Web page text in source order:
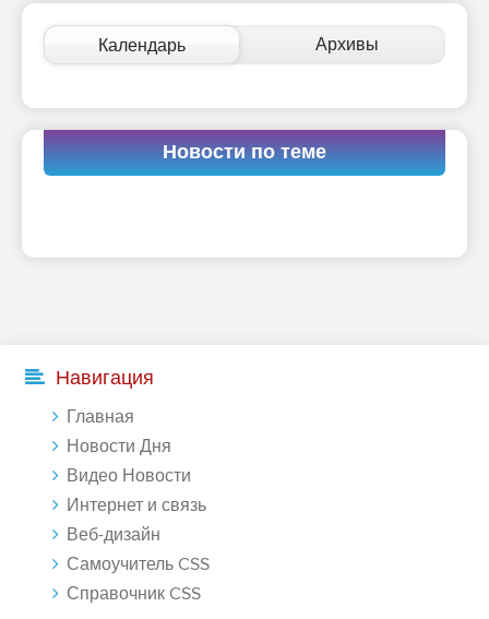
Календарь Архивы
Новости по теме
Навигация
Главная
Новости Дня
Видео Новости
Интернет и связь
Веб-дизайн
Самоучитель CSS
Справочник CSS